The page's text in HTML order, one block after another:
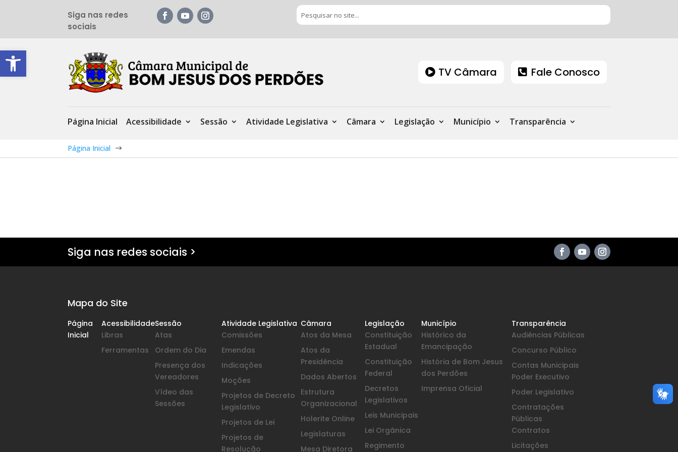
Barra de Ferramentas Aberta
Siga nas redes
sociais
TV Câmara Fale Conosco
Página Inicial Acessibilidade Sessão Atividade Legislativa Câmara Legislação Município Transparência
Página Inicial $
Siga nas redes sociais >
Mapa do Site
Página
Inicial
Acessibilidade
Libras
Ferramentas
Sessão
Atas
Ordem do Dia
Presença dos
Vereadores
Vídeo das
Sessões
Atividade Legislativa
Comissões
Emendas
Indicações
Moções
Projetos de Decreto
Legislativo
Projetos de Lei
Projetos de
Resolução
Câmara
Atos da Mesa
Atos da
Presidência
Dados Abertos
Estrutura
Organizacional
Holerite Online
Legislaturas
Mesa Diretora
Legislação
Constituição
Estadual
Constituição
Federal
Decretos
Legislativos
Leis Municipais
Lei Orgânica
Regimento
Município
Histórico da
Emancipação
História de Bom Jesus
dos Perdões
Imprensa Oficial
Transparência
Audiências Públicas
Concurso Público
Contas Municipais
Poder Executivo
Poder Legislativo
Contratações
Públicas
Contratos
Licitações